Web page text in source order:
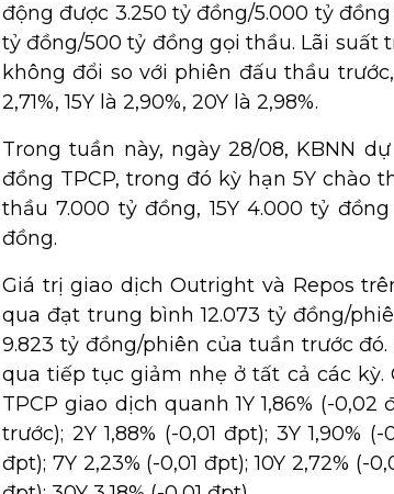
động được 3.250 tỷ đồng/5.000 tỷ
tỷ đồng/500 tỷ đồng gọi thầu. Lãi suất
không đổi so với phiên đấu thầu trước,
2,71%, 15Y là 2,90%, 20Y là 2,98%.
Trong tuần này, ngày 28/08, KBNN
đồng TPCP, trong đó kỳ hạn 5Y chào
thầu 7.000 tỷ đồng, 15Y 4.000 tỷ
đồng.
Giá trị giao dịch Outright và Repos
qua đạt trung bình 12.073 tỷ đồng/
9.823 tỷ đồng/phiên của tuần trước
qua tiếp tục giảm nhẹ ở tất cả các kỳ.
TPCP giao dịch quanh 1Y 1,86% (-
trước); 2Y 1,88% (-0,01 đpt); 3Y 1,90%
đpt); 7Y 2,23% (-0,01 đpt); 10Y 2,72% (-